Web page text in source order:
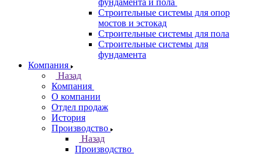
фундамента и пола
Строительные системы для опор
мостов и эстокад
Строительные системы для пола
Строительные системы для
фундамента
Компания
Назад
Компания
О компании
Отдел продаж
История
Производство
Назад
Производство